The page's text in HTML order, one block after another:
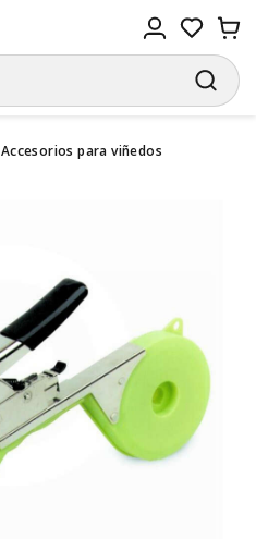
Accesorios para viñedos